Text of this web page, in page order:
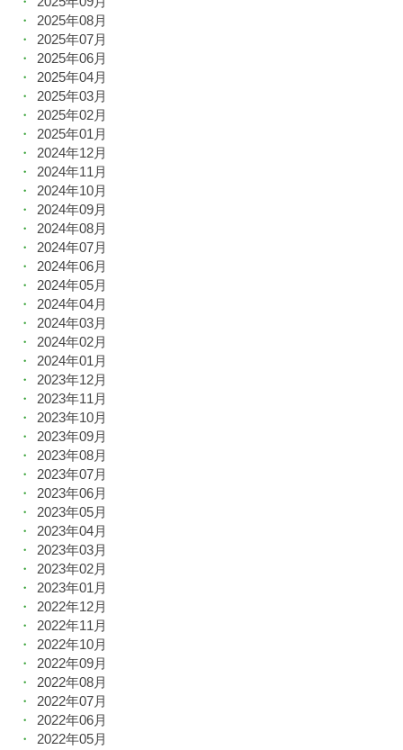
2025年08月
2025年07月
2025年06月
2025年04月
2025年03月
2025年02月
2025年01月
2024年12月
2024年11月
2024年10月
2024年09月
2024年08月
2024年07月
2024年06月
2024年05月
2024年04月
2024年03月
2024年02月
2024年01月
2023年12月
2023年11月
2023年10月
2023年09月
2023年08月
2023年07月
2023年06月
2023年05月
2023年04月
2023年03月
2023年02月
2023年01月
2022年12月
2022年11月
2022年10月
2022年09月
2022年08月
2022年07月
2022年06月
2022年05月